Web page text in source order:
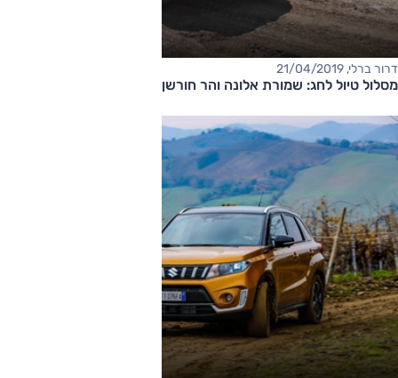
דרור ברלי, 21/04/2019
מסלול טיול לחג: שמורת אלונה והר חורשן